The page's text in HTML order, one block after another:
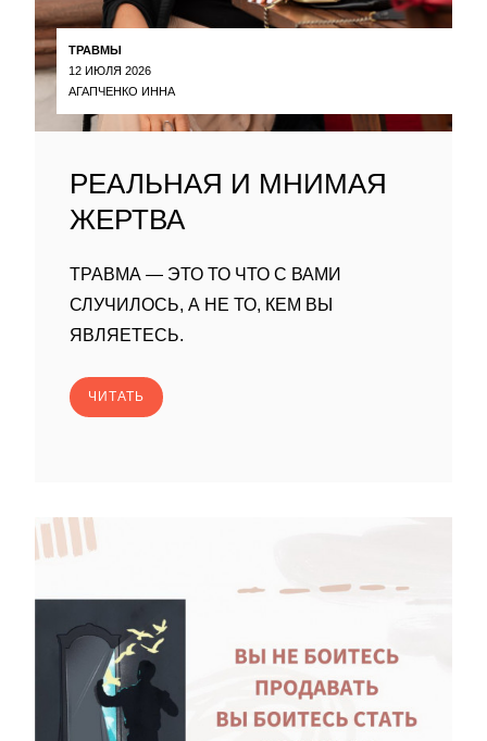
ТРАВМЫ
12 ИЮЛЯ 2026
АГАПЧЕНКО ИННА
РЕАЛЬНАЯ И МНИМАЯ
ЖЕРТВА
ТРАВМА — ЭТО ТО ЧТО С ВАМИ
СЛУЧИЛОСЬ, А НЕ ТО, КЕМ ВЫ
ЯВЛЯЕТЕСЬ.
ЧИТАТЬ